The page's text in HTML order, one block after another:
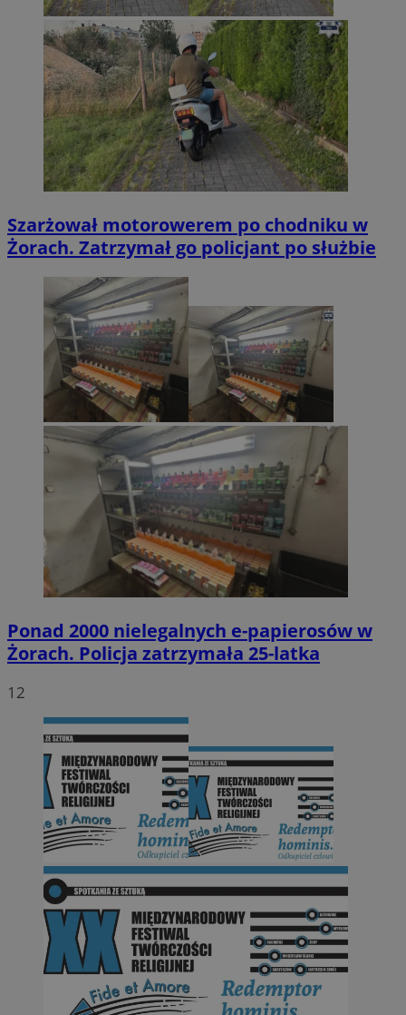
Szarżował motorowerem po chodniku w
Żorach. Zatrzymał go policjant po służbie
Ponad 2000 nielegalnych e-papierosów w
Żorach. Policja zatrzymała 25-latka
12